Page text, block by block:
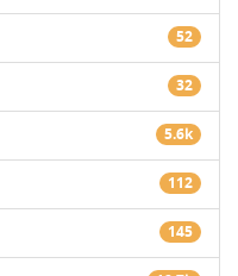
52
32
5.6k
112
145